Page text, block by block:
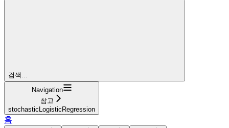
검색...
Navigation
참고
stochasticLogisticRegression
홈